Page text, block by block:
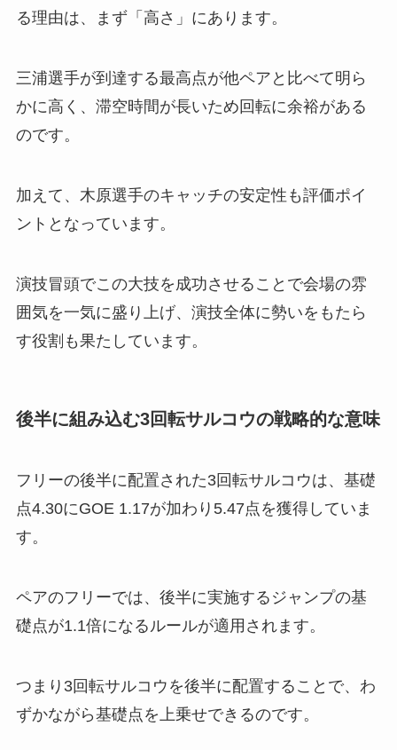
る理由は、まず「高さ」にあります。
三浦選手が到達する最高点が他ペアと比べて明ら
かに高く、滞空時間が長いため回転に余裕がある
のです。
加えて、木原選手のキャッチの安定性も評価ポイ
ントとなっています。
演技冒頭でこの大技を成功させることで会場の雰
囲気を一気に盛り上げ、演技全体に勢いをもたら
す役割も果たしています。
後半に組み込む3回転サルコウの戦略的な意味
フリーの後半に配置された3回転サルコウは、基礎
点4.30にGOE 1.17が加わり5.47点を獲得していま
す。
ペアのフリーでは、後半に実施するジャンプの基
礎点が1.1倍になるルールが適用されます。
つまり3回転サルコウを後半に配置することで、わ
ずかながら基礎点を上乗せできるのです。